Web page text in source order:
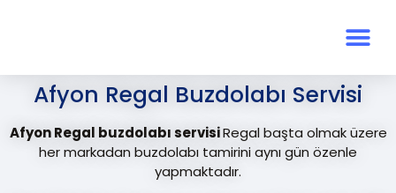
Afyon Regal Buzdolabı Servisi
Afyon Regal buzdolabı servisiRegal başta olmak üzere
her markadan buzdolabı tamirini aynı gün özenle
yapmaktadır.